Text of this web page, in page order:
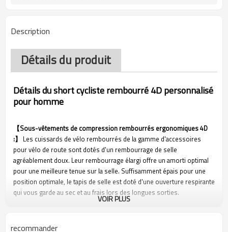
Description
Détails du produit
Détails du short cycliste rembourré 4D personnalisé
pour homme
【Sous-vêtements de compression rembourrés ergonomiques 4D
:】 Les cuissards de vélo rembourrés de la gamme d'accessoires
pour vélo de route sont dotés d'un rembourrage de selle
agréablement doux. Leur rembourrage élargi offre un amorti optimal
pour une meilleure tenue sur la selle. Suffisamment épais pour une
position optimale, le tapis de selle est doté d'une ouverture respirante
qui vous garde au sec et au frais lors des longues sorties.
pour homme résout le problème rencontré par de nombreux cyclistes
VOIR PLUS
recommander